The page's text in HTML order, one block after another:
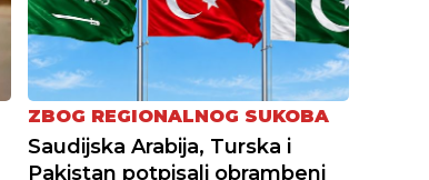
ZBOG REGIONALNOG SUKOBA
Saudijska Arabija, Turska i
Pakistan potpisali obrambeni